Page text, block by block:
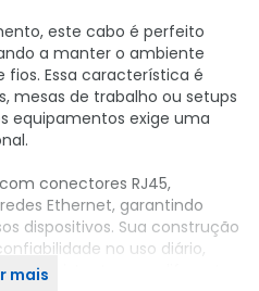
este cabo é perfeito
a manter o ambiente
fios. Essa característica é
mesas de trabalho ou setups
equipamentos exige uma
conectores RJ45,
Ethernet, garantindo
dispositivos. Sua construção
no uso diário,
consistente para diferentes
mais